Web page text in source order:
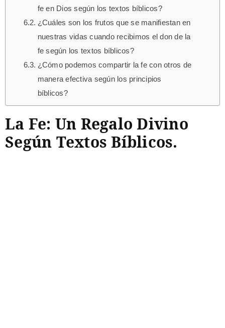
fe en Dios según los textos bíblicos?
¿Cuáles son los frutos que se manifiestan en
nuestras vidas cuando recibimos el don de la
fe según los textos bíblicos?
¿Cómo podemos compartir la fe con otros de
manera efectiva según los principios
bíblicos?
La Fe: Un Regalo Divino
Según Textos Bíblicos.